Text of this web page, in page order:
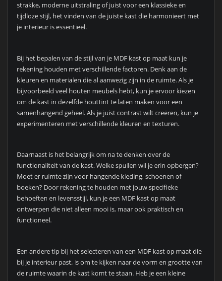
strakke, moderne uitstraling of juist voor een klassieke en
tijdloze stijl, het vinden van de juiste kast die harmonieert met
je interieur is essentieel.
Bij het bepalen van de stijl van je MDF kast op maat kun je
rekening houden met verschillende factoren. Denk aan de
kleuren en materialen die al aanwezig zijn in de ruimte. Als je
bijvoorbeeld veel houten meubels hebt, kun je ervoor kiezen
om de kast in dezelfde houttint te laten maken voor een
samenhangend geheel. Als je juist contrast wilt creëren, kun je
experimenteren met verschillende kleuren en texturen.
Daarnaast is het belangrijk om na te denken over de
functionaliteit van de kast. Welke spullen wil je erin opbergen?
Moet er ruimte zijn voor hangende kleding, schoenen of
boeken? Door rekening te houden met jouw specifieke
behoeften en levensstijl, kun je een MDF kast op maat
ontwerpen die niet alleen mooi is, maar ook praktisch en
functioneel.
Een andere tip bij het selecteren van een MDF kast op maat die
bij je interieur past, is om te kijken naar de vorm en grootte van
de ruimte waarin de kast komt te staan. Heb je een kleine